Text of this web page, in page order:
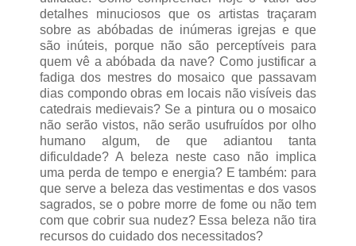
detalhes minuciosos que os artistas traçaram
sobre as abóbadas de inúmeras igrejas e que
são inúteis, porque não são perceptíveis para
quem vê a abóbada da nave? Como justificar a
fadiga dos mestres do mosaico que passavam
dias compondo obras em locais não visíveis das
catedrais medievais? Se a pintura ou o mosaico
não serão vistos, não serão usufruídos por olho
humano algum, de que adiantou tanta
dificuldade? A beleza neste caso não implica
uma perda de tempo e energia? E também: para
que serve a beleza das vestimentas e dos vasos
sagrados, se o pobre morre de fome ou não tem
com que cobrir sua nudez? Essa beleza não tira
recursos do cuidado dos necessitados?